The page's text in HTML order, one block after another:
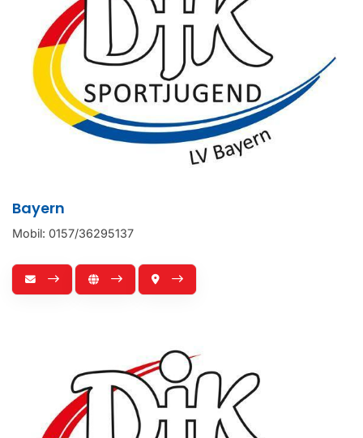
Bayern
Mobil: 0157/36295137